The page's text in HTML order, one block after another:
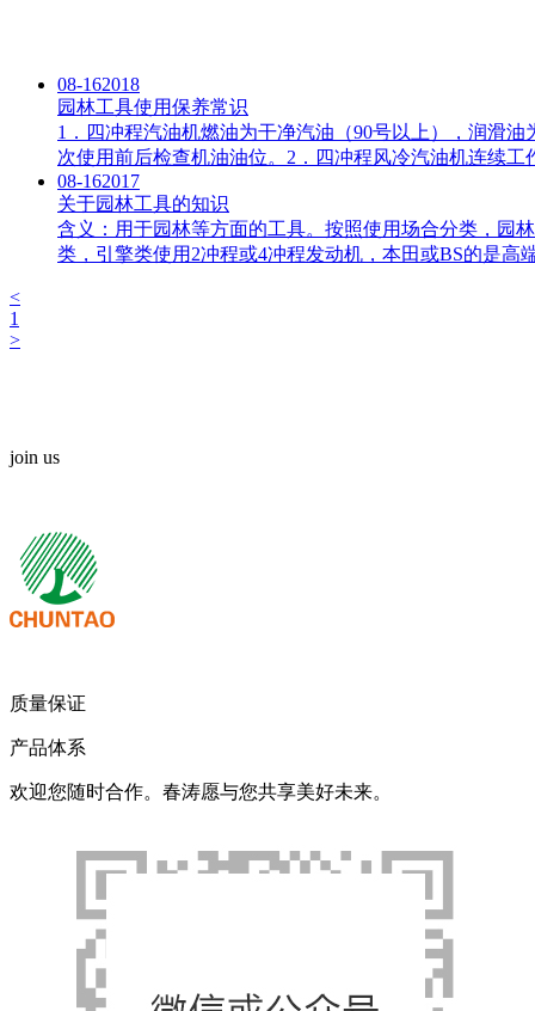
08-162018
园林工具使用保养常识
1．四冲程汽油机燃油为干净汽油（90号以上），润滑
次使用前后检查机油油位。2．四冲程风冷汽油机连续工
08-162017
关于园林工具的知识
含义：用于园林等方面的工具。按照使用场合分类，园
类，引擎类使用2冲程或4冲程发动机，本田或BS的是高
<
1
>
join us
质量保证
产品体系
欢迎您随时合作。春涛愿与您共享美好未来。